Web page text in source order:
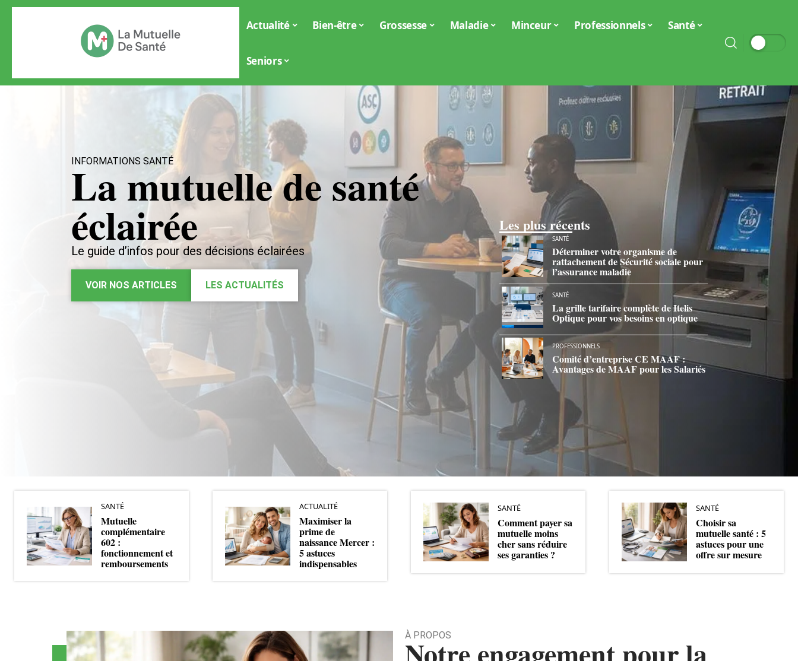
Actualité Bien-être Grossesse Maladie Minceur Professionnels Santé
Seniors
INFORMATIONS SANTÉ
La mutuelle de santé
éclairée
Le guide d’infos pour des décisions éclairées
VOIR NOS ARTICLES LES ACTUALITÉS
Les plus récents
SANTÉ
Déterminer votre organisme de
rattachement de Sécurité sociale pour
l’assurance maladie
SANTÉ
La grille tarifaire complète de Itelis
Optique pour vos besoins en optique
PROFESSIONNELS
Comité d’entreprise CE MAAF :
Avantages de MAAF pour les Salariés
SANTÉ
Mutuelle
complémentaire
602 :
fonctionnement et
remboursements
ACTUALITÉ
Maximiser la
prime de
naissance Mercer :
5 astuces
indispensables
SANTÉ
Comment payer sa
mutuelle moins
cher sans réduire
ses garanties ?
SANTÉ
Choisir sa
mutuelle santé : 5
astuces pour une
offre sur mesure
À PROPOS